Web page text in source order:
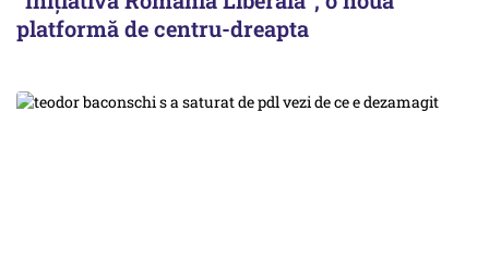
platformă de centru-dreapta